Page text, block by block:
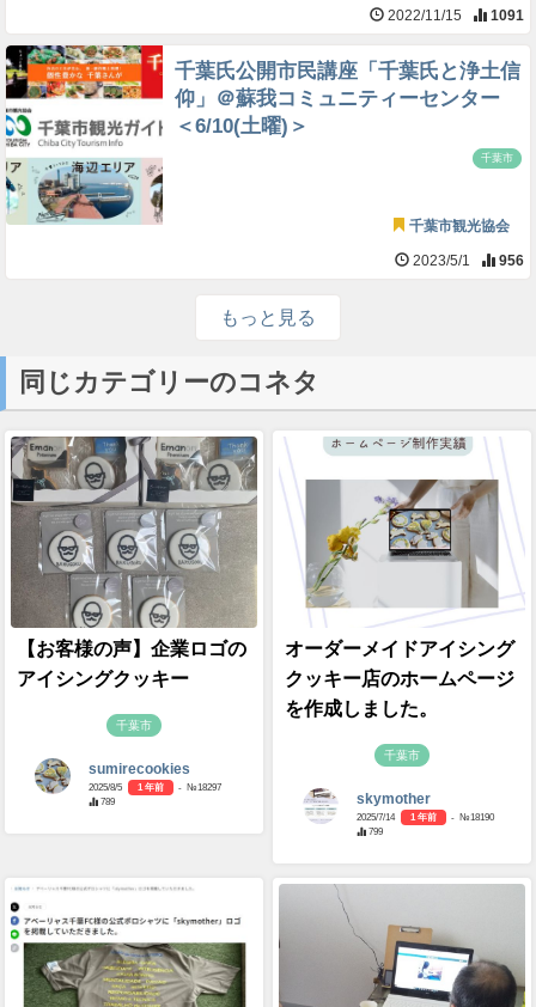
2022/11/15 1091
千葉氏公開市民講座「千葉氏と浄土信
仰」＠蘇我コミュニティーセンター
＜6/10(土曜)＞
千葉市
千葉市観光協会
2023/5/1 956
もっと見る
同じカテゴリーのコネタ
【お客様の声】企業ロゴの
アイシングクッキー
千葉市
sumirecookies
2025/8/5 1 年前
- №18297
789
オーダーメイドアイシング
クッキー店のホームページ
を作成しました。
千葉市
skymother
2025/7/14 1 年前
- №18190
799